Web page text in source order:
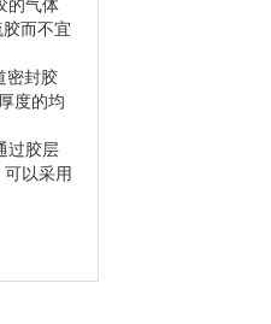
而不宜
密封胶
度的均
过胶层
以采用